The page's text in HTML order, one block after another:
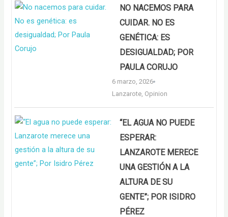
NO NACEMOS PARA
CUIDAR. NO ES
GENÉTICA: ES
DESIGUALDAD; POR
PAULA CORUJO
6 marzo, 2026
Lanzarote Opinion
“EL AGUA NO PUEDE
ESPERAR:
LANZAROTE MERECE
UNA GESTIÓN A LA
ALTURA DE SU
GENTE”; POR ISIDRO
PÉREZ